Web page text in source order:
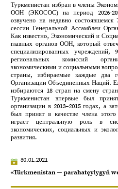
Туркменистан избран в члены
ООН (ЭКОСОС) на период 2026-
озвучено на недавно состоявшемся
сессии Генеральной Ассамблеи
Как известно, Экономический и
главных органов ООН, который
специализированных
региональных комиссий
экономическими и социальными
страны, избираемые каждые два
Организации Объединенных Наций.
избираются 18 стран на смену
Туркменистан впервые был
организации в 2013–2015 годах, а
был принят в качестве члена
играет центральную роль в
экономических, социальных и
развития.
30.01.2021
«Türkmenistan — parahatçylygyň